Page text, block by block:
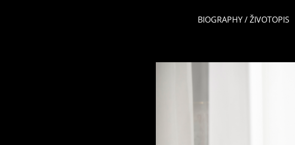
BIOGRAPHY / ŽIVOTOPIS